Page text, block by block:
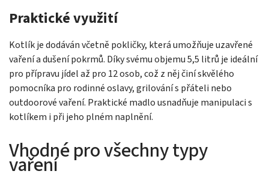
Praktické využití
Kotlík je dodáván včetně pokličky, která umožňuje uzavřené
vaření a dušení pokrmů. Díky svému objemu 5,5 litrů je ideální
pro přípravu jídel až pro 12 osob, což z něj činí skvělého
pomocníka pro rodinné oslavy, grilování s přáteli nebo
outdoorové vaření. Praktické madlo usnadňuje manipulaci s
kotlíkem i při jeho plném naplnění.
Vhodné pro všechny typy
vaření